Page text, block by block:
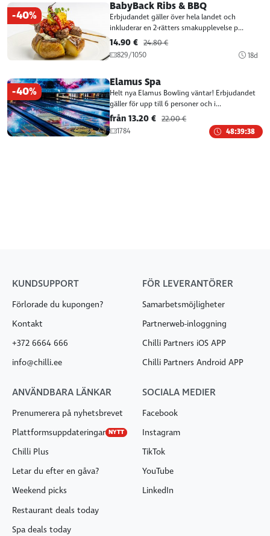
Magistrali keskuse MySushi
Sõpruse pst. 201/203, Tallinn
E-R11:30-21:00
P12-21:00
Tartu Lõunakeskuse MySushi
Ringtee 75, Tartu
10:00-21.00
Viljandi MySushi
11:00-21:00
P-N
11:00-21:00
R-L11:00-22:00
-40%
BabyBack Ribs & BBQ
Erbjudandet gäller över hela landet och
inkluderar en 2-rätters smakupplevelse p...
14.90 € 24.80 €
829/1050
18d
-40%
Elamus Spa
Helt nya Elamus Bowling väntar! Erbjudandet
gäller för upp till 6 personer och i...
från 13.20 € 22.00 €
1784
48:39:38
KUNDSUPPORT
Förlorade du kupongen?
Kontakt
+372 6664 666
info@chilli.ee
FÖR LEVERANTÖRER
Samarbetsmöjligheter
Partnerweb-inloggning
Chilli Partners iOS APP
Chilli Partners Android APP
ANVÄNDBARA LÄNKAR
Prenumerera på nyhetsbrevet
Plattformsuppdateringar NYTT
Chilli Plus
Letar du efter en gåva?
Weekend picks
Restaurant deals today
Spa deals today
SOCIALA MEDIER
Facebook
Instagram
TikTok
YouTube
LinkedIn